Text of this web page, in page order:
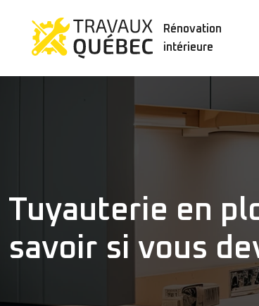
Rénovation
intérieure
Tuyauterie en
savoir si vous